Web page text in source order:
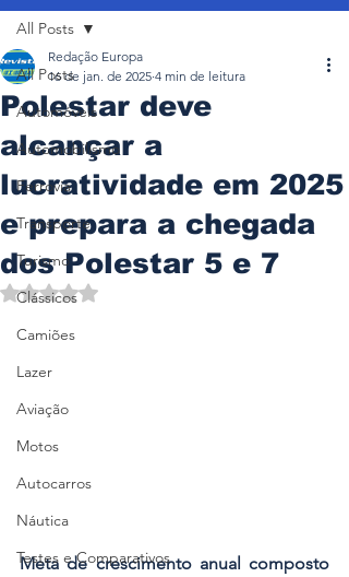
All Posts
Automóveis
Automobilismo
Ferrovia
Transporte
Turismo
Clássicos
Camiões
Lazer
Aviação
Motos
Autocarros
Náutica
Testes e Comparativos
All Posts
Polestar deve
alcançar a
lucratividade em 2025
e prepara a chegada
dos Polestar 5 e 7
Redação Europa
16 de jan. de 2025 4 min de leitura
Avaliado com NaN de 5 estrelas.
Meta de crescimento anual composto